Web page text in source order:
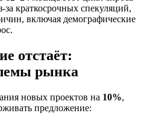
краткосрочных спекуляций,
включая демографические
отстаёт:
рынка
новых проектов на 10%,
предложение: